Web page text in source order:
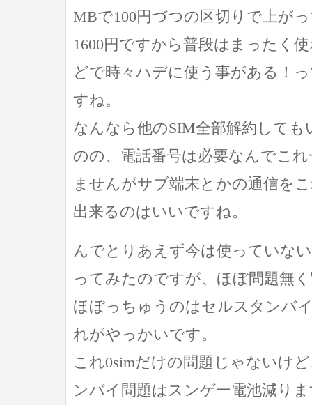
MBで100円づつの区切りで上が
1600円ですから普段はまったく
どで時々ハデに使う事がある！
すね。
なんなら他のSIM全部解約して
のの、電話番号は必要なんでこ
ませんがサブ端末とかの通信を
出来るのはいいですね。
んでとりあえず今は使っていな
ってみたのですが、ほぼ問題無
ほぼっちゅうのはセルスタンバ
れがやっかいです。
これ0simだけの問題じゃないけ
ンバイ問題はスンゲー電池減り